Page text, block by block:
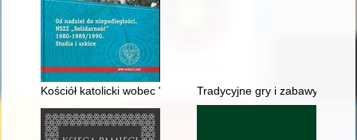
Kościół katolicki wobec "Solidarności" po wprowadzeniu
Tradycyjne gry i zabawy